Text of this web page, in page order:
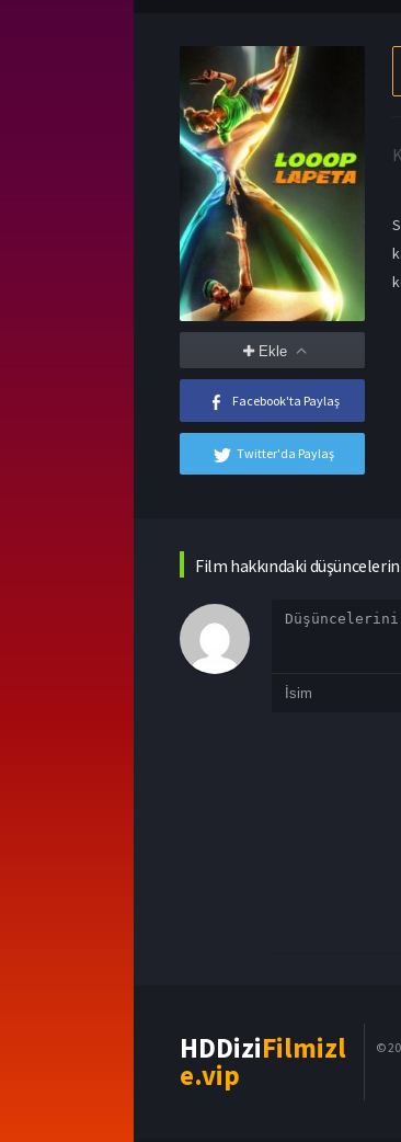
Ekle
Facebook'ta Paylaş
Twitter'da Paylaş
Film hakkındaki
HDDiziFilmizl
e.vip
©